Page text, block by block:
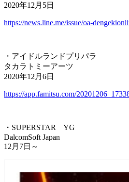
2020年12月5日
https://news.line.me/issue/oa-
・アイドルランドプリパラ
タカラトミーアーツ
2020年12月6日
https://app.famitsu.com/
・SUPERSTAR YG
DalcomSoft Japan
12月7日～